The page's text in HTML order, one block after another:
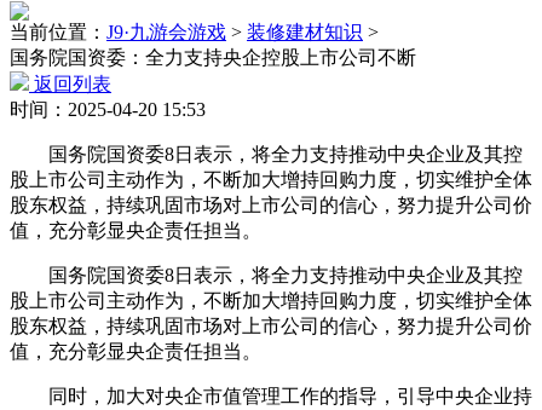
当前位置： J9·九游会游戏 > 装修建材知识 >
国务院国资委：全力支持央企控股上市公司不断
返回列表
时间：2025-04-20 15:53
国务院国资委8日表示，将全力支持推动中央企业及其控
股上市公司主动作为，不断加大增持回购力度，切实维护全体
股东权益，持续巩固市场对上市公司的信心，努力提升公司价
值，充分彰显央企责任担当。
国务院国资委8日表示，将全力支持推动中央企业及其控
股上市公司主动作为，不断加大增持回购力度，切实维护全体
股东权益，持续巩固市场对上市公司的信心，努力提升公司价
值，充分彰显央企责任担当。
同时，加大对央企市值管理工作的指导，引导中央企业持